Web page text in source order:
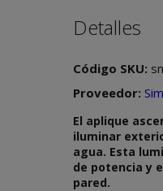
Detalles
Código SKU:
Proveedor:
El aplique
iluminar
agua. Esta
de potencia y
pared.